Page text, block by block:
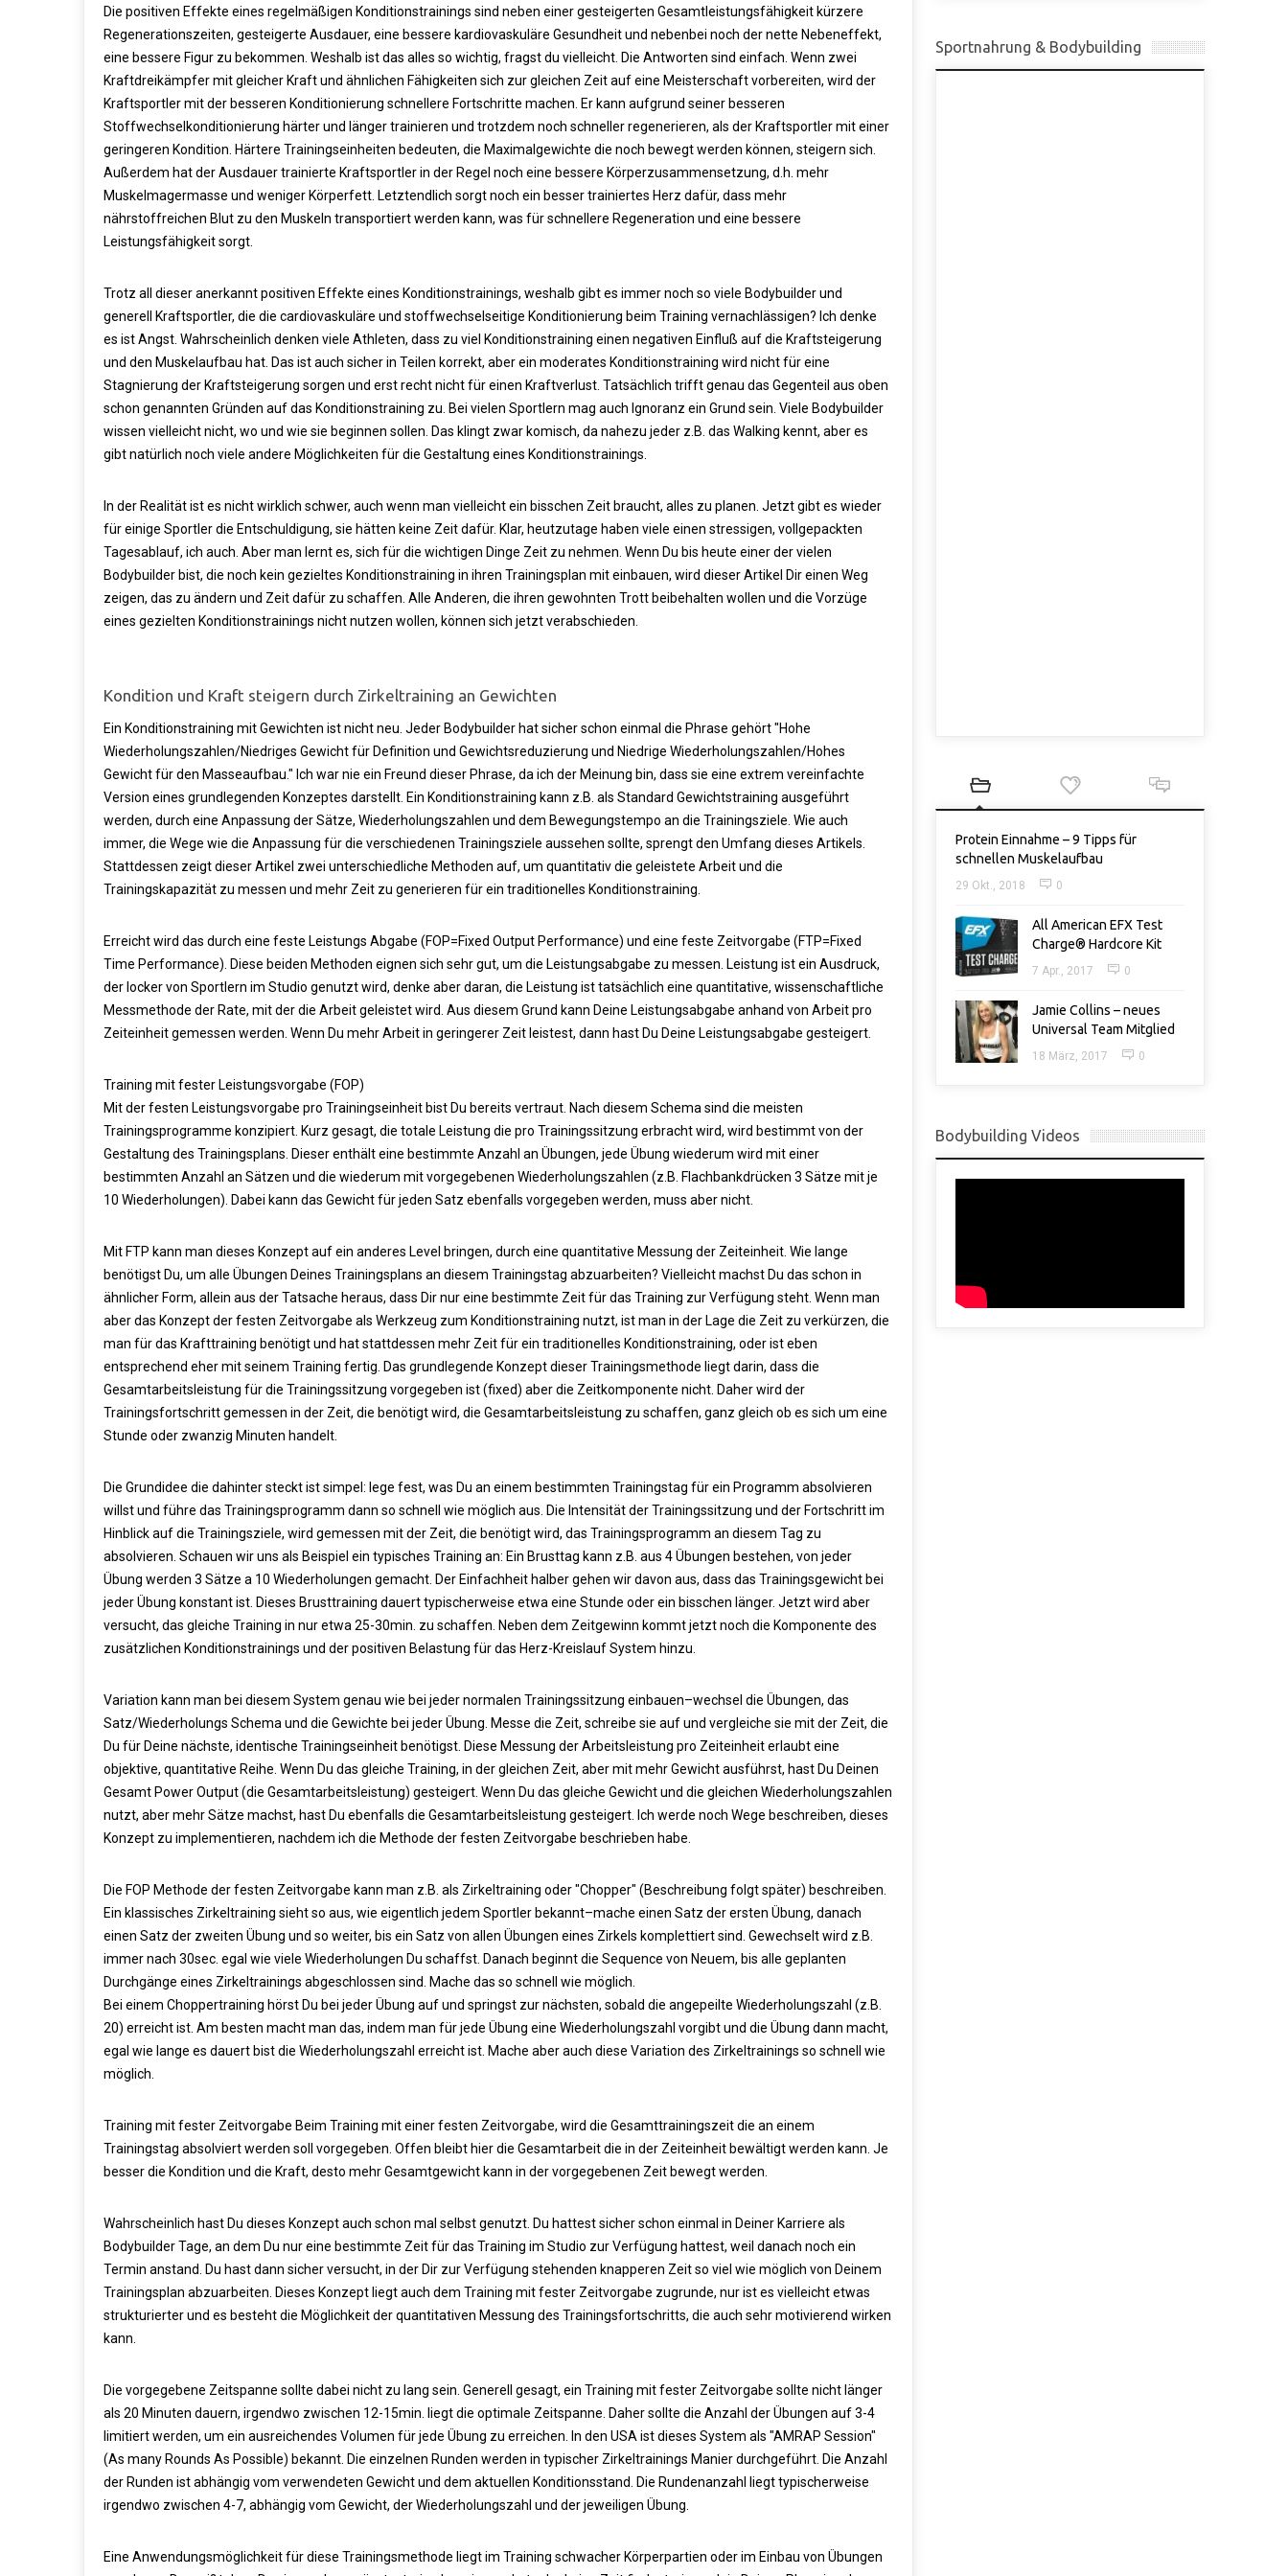
Die positiven Effekte eines regelmäßigen Konditionstrainings sind neben einer gesteigerten Gesamtleistungsfähigkeit kürzere
Regenerationszeiten, gesteigerte Ausdauer, eine bessere kardiovaskuläre Gesundheit und nebenbei noch der nette Nebeneffekt,
eine bessere Figur zu bekommen. Weshalb ist das alles so wichtig, fragst du vielleicht. Die Antworten sind einfach. Wenn zwei
Kraftdreikämpfer mit gleicher Kraft und ähnlichen Fähigkeiten sich zur gleichen Zeit auf eine Meisterschaft vorbereiten, wird der
Kraftsportler mit der besseren Konditionierung schnellere Fortschritte machen. Er kann aufgrund seiner besseren
Stoffwechselkonditionierung härter und länger trainieren und trotzdem noch schneller regenerieren, als der Kraftsportler mit einer
geringeren Kondition. Härtere Trainingseinheiten bedeuten, die Maximalgewichte die noch bewegt werden können, steigern sich.
Außerdem hat der Ausdauer trainierte Kraftsportler in der Regel noch eine bessere Körperzusammensetzung, d.h. mehr
Muskelmagermasse und weniger Körperfett. Letztendlich sorgt noch ein besser trainiertes Herz dafür, dass mehr
nährstoffreichen Blut zu den Muskeln transportiert werden kann, was für schnellere Regeneration und eine bessere
Leistungsfähigkeit sorgt.
Trotz all dieser anerkannt positiven Effekte eines Konditionstrainings, weshalb gibt es immer noch so viele Bodybuilder und
generell Kraftsportler, die die cardiovaskuläre und stoffwechselseitige Konditionierung beim Training vernachlässigen? Ich denke
es ist Angst. Wahrscheinlich denken viele Athleten, dass zu viel Konditionstraining einen negativen Einfluß auf die Kraftsteigerung
und den Muskelaufbau hat. Das ist auch sicher in Teilen korrekt, aber ein moderates Konditionstraining wird nicht für eine
Stagnierung der Kraftsteigerung sorgen und erst recht nicht für einen Kraftverlust. Tatsächlich trifft genau das Gegenteil aus oben
schon genannten Gründen auf das Konditionstraining zu. Bei vielen Sportlern mag auch Ignoranz ein Grund sein. Viele Bodybuilder
wissen vielleicht nicht, wo und wie sie beginnen sollen. Das klingt zwar komisch, da nahezu jeder z.B. das Walking kennt, aber es
gibt natürlich noch viele andere Möglichkeiten für die Gestaltung eines Konditionstrainings.
In der Realität ist es nicht wirklich schwer, auch wenn man vielleicht ein bisschen Zeit braucht, alles zu planen. Jetzt gibt es wieder
für einige Sportler die Entschuldigung, sie hätten keine Zeit dafür. Klar, heutzutage haben viele einen stressigen, vollgepackten
Tagesablauf, ich auch. Aber man lernt es, sich für die wichtigen Dinge Zeit zu nehmen. Wenn Du bis heute einer der vielen
Bodybuilder bist, die noch kein gezieltes Konditionstraining in ihren Trainingsplan mit einbauen, wird dieser Artikel Dir einen Weg
zeigen, das zu ändern und Zeit dafür zu schaffen. Alle Anderen, die ihren gewohnten Trott beibehalten wollen und die Vorzüge
eines gezielten Konditionstrainings nicht nutzen wollen, können sich jetzt verabschieden.
Kondition und Kraft steigern durch Zirkeltraining an Gewichten
Ein Konditionstraining mit Gewichten ist nicht neu. Jeder Bodybuilder hat sicher schon einmal die Phrase gehört "Hohe
Wiederholungszahlen/Niedriges Gewicht für Definition und Gewichtsreduzierung und Niedrige Wiederholungszahlen/Hohes
Gewicht für den Masseaufbau." Ich war nie ein Freund dieser Phrase, da ich der Meinung bin, dass sie eine extrem vereinfachte
Version eines grundlegenden Konzeptes darstellt. Ein Konditionstraining kann z.B. als Standard Gewichtstraining ausgeführt
werden, durch eine Anpassung der Sätze, Wiederholungszahlen und dem Bewegungstempo an die Trainingsziele. Wie auch
immer, die Wege wie die Anpassung für die verschiedenen Trainingsziele aussehen sollte, sprengt den Umfang dieses Artikels.
Stattdessen zeigt dieser Artikel zwei unterschiedliche Methoden auf, um quantitativ die geleistete Arbeit und die
Trainingskapazität zu messen und mehr Zeit zu generieren für ein traditionelles Konditionstraining.
Erreicht wird das durch eine feste Leistungs Abgabe (FOP=Fixed Output Performance) und eine feste Zeitvorgabe (FTP=Fixed
Time Performance). Diese beiden Methoden eignen sich sehr gut, um die Leistungsabgabe zu messen. Leistung ist ein Ausdruck,
der locker von Sportlern im Studio genutzt wird, denke aber daran, die Leistung ist tatsächlich eine quantitative, wissenschaftliche
Messmethode der Rate, mit der die Arbeit geleistet wird. Aus diesem Grund kann Deine Leistungsabgabe anhand von Arbeit pro
Zeiteinheit gemessen werden. Wenn Du mehr Arbeit in geringerer Zeit leistest, dann hast Du Deine Leistungsabgabe gesteigert.
Training mit fester Leistungsvorgabe (FOP)
Mit der festen Leistungsvorgabe pro Trainingseinheit bist Du bereits vertraut. Nach diesem Schema sind die meisten
Trainingsprogramme konzipiert. Kurz gesagt, die totale Leistung die pro Trainingssitzung erbracht wird, wird bestimmt von der
Gestaltung des Trainingsplans. Dieser enthält eine bestimmte Anzahl an Übungen, jede Übung wiederum wird mit einer
bestimmten Anzahl an Sätzen und die wiederum mit vorgegebenen Wiederholungszahlen (z.B. Flachbankdrücken 3 Sätze mit je
10 Wiederholungen). Dabei kann das Gewicht für jeden Satz ebenfalls vorgegeben werden, muss aber nicht.
Mit FTP kann man dieses Konzept auf ein anderes Level bringen, durch eine quantitative Messung der Zeiteinheit. Wie lange
benötigst Du, um alle Übungen Deines Trainingsplans an diesem Trainingstag abzuarbeiten? Vielleicht machst Du das schon in
ähnlicher Form, allein aus der Tatsache heraus, dass Dir nur eine bestimmte Zeit für das Training zur Verfügung steht. Wenn man
aber das Konzept der festen Zeitvorgabe als Werkzeug zum Konditionstraining nutzt, ist man in der Lage die Zeit zu verkürzen, die
man für das Krafttraining benötigt und hat stattdessen mehr Zeit für ein traditionelles Konditionstraining, oder ist eben
entsprechend eher mit seinem Training fertig. Das grundlegende Konzept dieser Trainingsmethode liegt darin, dass die
Gesamtarbeitsleistung für die Trainingssitzung vorgegeben ist (fixed) aber die Zeitkomponente nicht. Daher wird der
Trainingsfortschritt gemessen in der Zeit, die benötigt wird, die Gesamtarbeitsleistung zu schaffen, ganz gleich ob es sich um eine
Stunde oder zwanzig Minuten handelt.
Die Grundidee die dahinter steckt ist simpel: lege fest, was Du an einem bestimmten Trainingstag für ein Programm absolvieren
willst und führe das Trainingsprogramm dann so schnell wie möglich aus. Die Intensität der Trainingssitzung und der Fortschritt im
Hinblick auf die Trainingsziele, wird gemessen mit der Zeit, die benötigt wird, das Trainingsprogramm an diesem Tag zu
absolvieren. Schauen wir uns als Beispiel ein typisches Training an: Ein Brusttag kann z.B. aus 4 Übungen bestehen, von jeder
Übung werden 3 Sätze a 10 Wiederholungen gemacht. Der Einfachheit halber gehen wir davon aus, dass das Trainingsgewicht bei
jeder Übung konstant ist. Dieses Brusttraining dauert typischerweise etwa eine Stunde oder ein bisschen länger. Jetzt wird aber
versucht, das gleiche Training in nur etwa 25-30min. zu schaffen. Neben dem Zeitgewinn kommt jetzt noch die Komponente des
zusätzlichen Konditionstrainings und der positiven Belastung für das Herz-Kreislauf System hinzu.
Variation kann man bei diesem System genau wie bei jeder normalen Trainingssitzung einbauen–wechsel die Übungen, das
Satz/Wiederholungs Schema und die Gewichte bei jeder Übung. Messe die Zeit, schreibe sie auf und vergleiche sie mit der Zeit, die
Du für Deine nächste, identische Trainingseinheit benötigst. Diese Messung der Arbeitsleistung pro Zeiteinheit erlaubt eine
objektive, quantitative Reihe. Wenn Du das gleiche Training, in der gleichen Zeit, aber mit mehr Gewicht ausführst, hast Du Deinen
Gesamt Power Output (die Gesamtarbeitsleistung) gesteigert. Wenn Du das gleiche Gewicht und die gleichen Wiederholungszahlen
nutzt, aber mehr Sätze machst, hast Du ebenfalls die Gesamtarbeitsleistung gesteigert. Ich werde noch Wege beschreiben, dieses
Konzept zu implementieren, nachdem ich die Methode der festen Zeitvorgabe beschrieben habe.
Die FOP Methode der festen Zeitvorgabe kann man z.B. als Zirkeltraining oder "Chopper" (Beschreibung folgt später) beschreiben.
Ein klassisches Zirkeltraining sieht so aus, wie eigentlich jedem Sportler bekannt–mache einen Satz der ersten Übung, danach
einen Satz der zweiten Übung und so weiter, bis ein Satz von allen Übungen eines Zirkels komplettiert sind. Gewechselt wird z.B.
immer nach 30sec. egal wie viele Wiederholungen Du schaffst. Danach beginnt die Sequence von Neuem, bis alle geplanten
Durchgänge eines Zirkeltrainings abgeschlossen sind. Mache das so schnell wie möglich.
Bei einem Choppertraining hörst Du bei jeder Übung auf und springst zur nächsten, sobald die angepeilte Wiederholungszahl (z.B.
20) erreicht ist. Am besten macht man das, indem man für jede Übung eine Wiederholungszahl vorgibt und die Übung dann macht,
egal wie lange es dauert bist die Wiederholungszahl erreicht ist. Mache aber auch diese Variation des Zirkeltrainings so schnell wie
möglich.
Training mit fester Zeitvorgabe Beim Training mit einer festen Zeitvorgabe, wird die Gesamttrainingszeit die an einem
Trainingstag absolviert werden soll vorgegeben. Offen bleibt hier die Gesamtarbeit die in der Zeiteinheit bewältigt werden kann. Je
besser die Kondition und die Kraft, desto mehr Gesamtgewicht kann in der vorgegebenen Zeit bewegt werden.
Wahrscheinlich hast Du dieses Konzept auch schon mal selbst genutzt. Du hattest sicher schon einmal in Deiner Karriere als
Bodybuilder Tage, an dem Du nur eine bestimmte Zeit für das Training im Studio zur Verfügung hattest, weil danach noch ein
Termin anstand. Du hast dann sicher versucht, in der Dir zur Verfügung stehenden knapperen Zeit so viel wie möglich von Deinem
Trainingsplan abzuarbeiten. Dieses Konzept liegt auch dem Training mit fester Zeitvorgabe zugrunde, nur ist es vielleicht etwas
strukturierter und es besteht die Möglichkeit der quantitativen Messung des Trainingsfortschritts, die auch sehr motivierend wirken
kann.
Die vorgegebene Zeitspanne sollte dabei nicht zu lang sein. Generell gesagt, ein Training mit fester Zeitvorgabe sollte nicht länger
als 20 Minuten dauern, irgendwo zwischen 12-15min. liegt die optimale Zeitspanne. Daher sollte die Anzahl der Übungen auf 3-4
limitiert werden, um ein ausreichendes Volumen für jede Übung zu erreichen. In den USA ist dieses System als "AMRAP Session"
(As many Rounds As Possible) bekannt. Die einzelnen Runden werden in typischer Zirkeltrainings Manier durchgeführt. Die Anzahl
der Runden ist abhängig vom verwendeten Gewicht und dem aktuellen Konditionsstand. Die Rundenanzahl liegt typischerweise
irgendwo zwischen 4-7, abhängig vom Gewicht, der Wiederholungszahl und der jeweiligen Übung.
Eine Anwendungsmöglichkeit für diese Trainingsmethode liegt im Training schwacher Körperpartien oder im Einbau von Übungen
Sportnahrung & Bodybuilding
Protein Einnahme – 9 Tipps für
schnellen Muskelaufbau
29 Okt., 2018 0
All American EFX Test
Charge® Hardcore Kit
7 Apr., 2017 0
Jamie Collins – neues
Universal Team Mitglied
18 März, 2017 0
Bodybuilding Videos